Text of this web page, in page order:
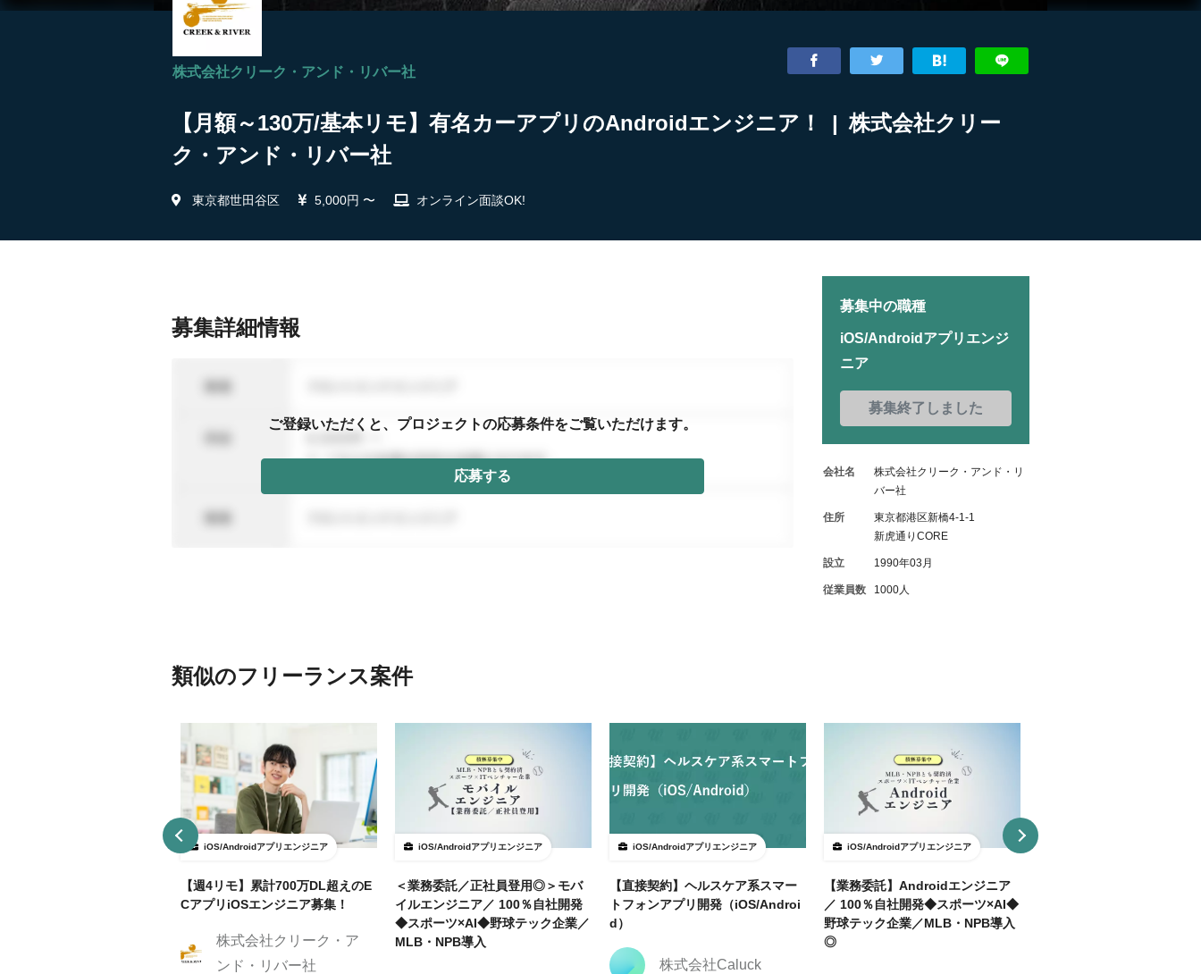
株式会社クリーク・アンド・リバー社
【月額～130万/基本リモ】有名カーアプリのAndroidエンジニア！ | 株式会社クリー
ク・アンド・リバー社
東京都世田谷区 5,000円 〜 オンライン面談OK!
募集詳細情報
ご登録いただくと、プロジェクトの応募条件をご覧いただけます。
応募する
募集中の職種
iOS/Androidアプリエンジ
ニア
募集終了しました
会社名
株式会社クリーク・アンド・リ
バー社
住所
東京都港区新橋4-1-1
新虎通りCORE
設立 1990年03月
従業員数 1000人
類似のフリーランス案件
iOS/Androidアプリエンジニア
【週4リモ】累計700万DL超えのE
CアプリiOSエンジニア募集！
株式会社クリーク・ア
ンド・リバー社
iOS/Androidアプリエンジニア
＜業務委託／正社員登用◎＞モバ
イルエンジニア／ 100％自社開発
◆スポーツ×AI◆野球テック企業／
MLB・NPB導入
iOS/Androidアプリエンジニア
【直接契約】ヘルスケア系スマー
トフォンアプリ開発（iOS/Androi
d）
株式会社Caluck
iOS/Androidアプリエンジニア
【業務委託】Androidエンジニア
／ 100％自社開発◆スポーツ×AI◆
野球テック企業／MLB・NPB導入
◎